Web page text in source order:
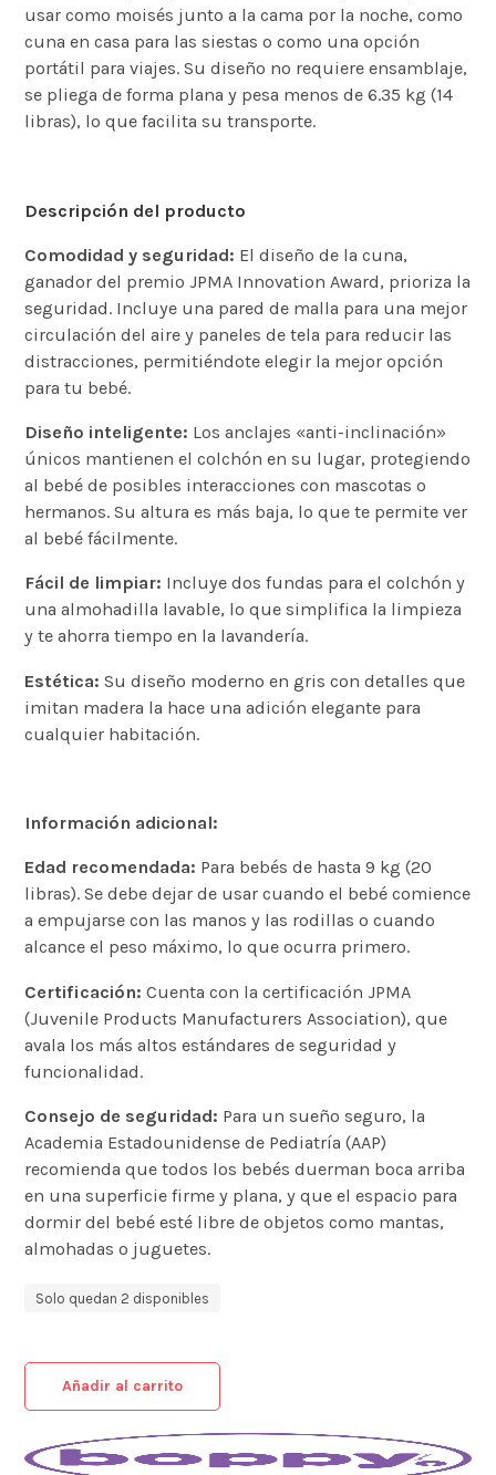
usar como moisés junto a la cama por la noche, como
cuna en casa para las siestas o como una opción
portátil para viajes.Su diseño no requiere ensamblaje,
se pliega de forma plana y pesa menos de 6.35 kg (14
libras), lo que facilita su transporte.
Descripción del producto
Comodidad y seguridad: El diseño de la cuna,
ganador del premio JPMA Innovation Award, prioriza la
seguridad. Incluye una pared de malla para una mejor
circulación del aire y paneles de tela para reducir las
distracciones, permitiéndote elegir la mejor opción
para tu bebé.
Diseño inteligente: Los anclajes «anti-inclinación»
únicos mantienen el colchón en su lugar, protegiendo
al bebé de posibles interacciones con mascotas o
hermanos. Su altura es más baja, lo que te permite ver
al bebé fácilmente.
Fácil de limpiar: Incluye dos fundas para el colchón y
una almohadilla lavable, lo que simplifica la limpieza
y te ahorra tiempo en la lavandería.
Estética: Su diseño moderno en gris con detalles que
imitan madera la hace una adición elegante para
cualquier habitación.
Información adicional:
Edad recomendada: Para bebés de hasta 9 kg (20
libras). Se debe dejar de usar cuando el bebé comience
a empujarse con las manos y las rodillas o cuando
alcance el peso máximo, lo que ocurra primero.
Certificación: Cuenta con la certificación JPMA
(Juvenile Products Manufacturers Association), que
avala los más altos estándares de seguridad y
funcionalidad.
Consejo de seguridad: Para un sueño seguro, la
Academia Estadounidense de Pediatría (AAP)
recomienda que todos los bebés duerman boca arriba
en una superficie firme y plana, y que el espacio para
dormir del bebé esté libre de objetos como mantas,
almohadas o juguetes.
Solo quedan 2 disponibles
Añadir al carrito